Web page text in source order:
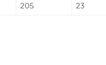
205 23